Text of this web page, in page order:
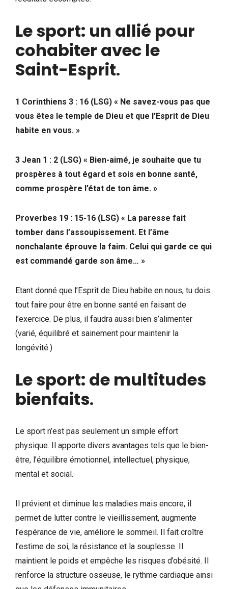
Le sport: un allié pour
cohabiter avec le
Saint-Esprit.
1 Corinthiens 3 : 16 (LSG) « Ne savez-vous pas que
vous êtes le temple de Dieu et que l’Esprit de Dieu
habite en vous. »
3 Jean 1 : 2 (LSG) « Bien-aimé, je souhaite que tu
prospères à tout égard et sois en bonne santé,
comme prospère l’état de ton âme. »
Proverbes 19 : 15-16 (LSG) « La paresse fait
tomber dans l’assoupissement. Et l’âme
nonchalante éprouve la faim. Celui qui garde ce qui
est commandé garde son âme… »
Etant donné que l’Esprit de Dieu habite en nous, tu dois
tout faire pour être en bonne santé en faisant de
l’exercice. De plus, il faudra aussi bien s’alimenter
(varié, équilibré et sainement pour maintenir la
longévité.)
Le sport: de multitudes
bienfaits.
Le sport n’est pas seulement un simple effort
physique. Il apporte divers avantages tels que le bien-
être, l’équilibre émotionnel, intellectuel, physique,
mental et social.
Il prévient et diminue les maladies mais encore, il
permet de lutter contre le vieillissement, augmente
l’espérance de vie, améliore le sommeil. Il fait croître
l’estime de soi, la résistance et la souplesse. Il
maintient le poids et empêche les risques d’obésité. Il
renforce la structure osseuse, le rythme cardiaque ainsi